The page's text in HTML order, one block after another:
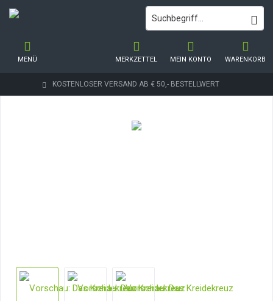
KOSTENLOSER VERSAND AB € 50,- BESTELLWERT
WARENKORB
MERKZETTEL MEIN KONTO
MENÜ